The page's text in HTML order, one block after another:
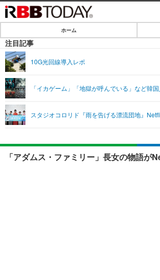
IT・デジタル
シ
SPEED TEST
エンタメ
エ
ライフ
リリース一覧
ホーム
注目記事
10G光回線導入レポ
「イカゲーム」「地獄が呼んでいる」など韓
スタジオコロリド『雨を告げる漂流団地』
「アダムス・ファミリー」長女の物語